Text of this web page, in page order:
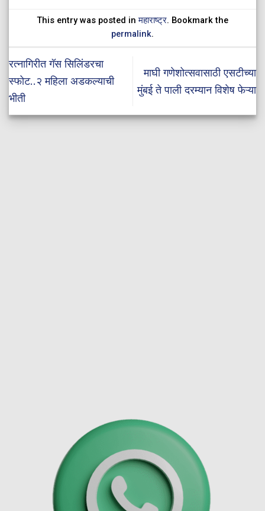
This entry was posted inमहाराष्ट्र. Bookmark the
permalink.
रत्नागिरीत गॅस सिलिंडरचा
स्फोट..२ महिला अडकल्याची
भीती
माघी गणेशोत्सवासाठी एसटीच्या
मुंबई ते पाली दरम्यान विशेष फेऱ्या